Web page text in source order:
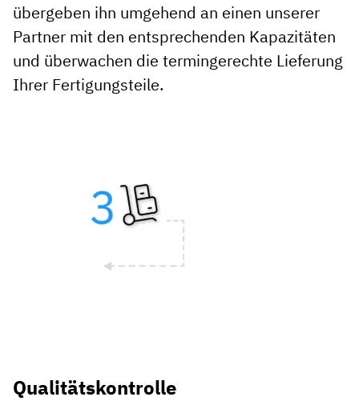
übergeben ihn umgehend an einen unserer
Partner mit den entsprechenden Kapazitäten
und überwachen die termingerechte Lieferung
Ihrer Fertigungsteile.
Qualitätskontrolle